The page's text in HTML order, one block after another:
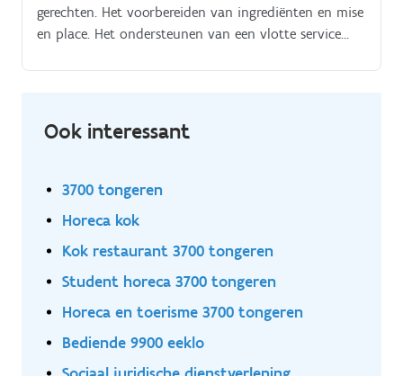
gerechten. Het voorbereiden van ingrediënten en mise
en place. Het ondersteunen van een vlotte service
Ook interessant
3700 tongeren
Horeca kok
Kok restaurant 3700 tongeren
Student horeca 3700 tongeren
Horeca en toerisme 3700 tongeren
Bediende 9900 eeklo